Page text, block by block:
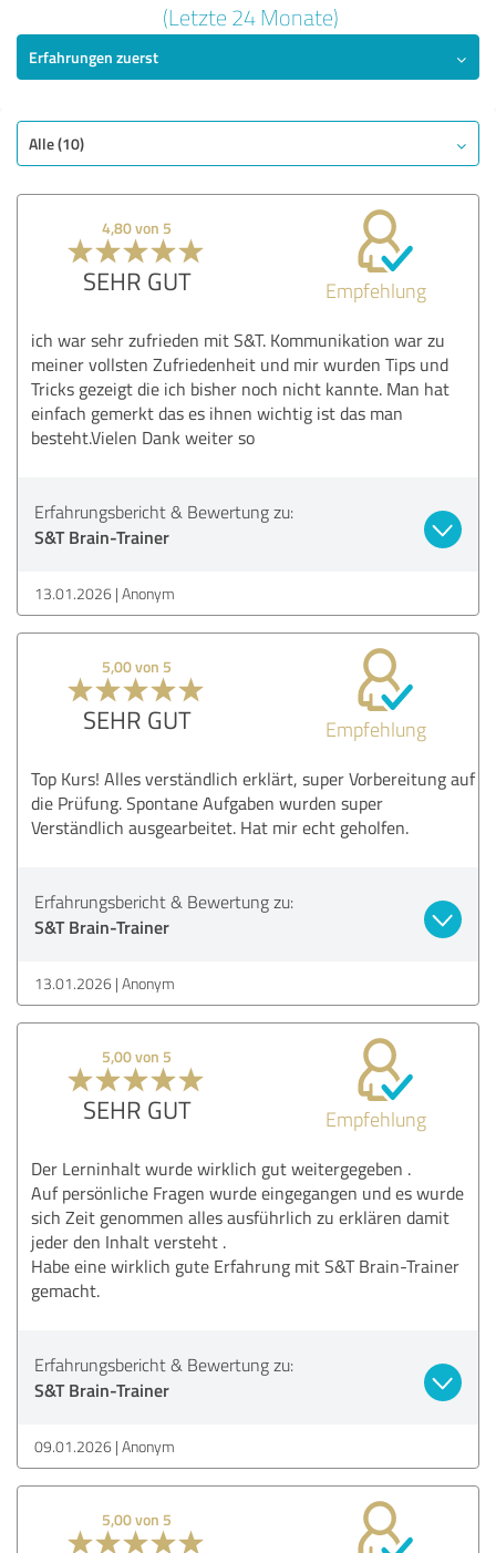
SEHR GUT
Nutzen
Leistungen
Durchführung
Methodik
Bewertung anzeigen
(Letzte 24 Monate)
Erfahrungen zuerst
Alle (10)
4,80 von 5
SEHR GUT Empfehlung
ich war sehr zufrieden mit S&T. Kommunikation war zu
meiner vollsten Zufriedenheit und mir wurden Tips und
Tricks gezeigt die ich bisher noch nicht kannte. Man hat
einfach gemerkt das es ihnen wichtig ist das man
besteht.Vielen Dank weiter so
Erfahrungsbericht & Bewertung zu:
S&T Brain-Trainer
13.01.2026 Anonym
5,00 von 5
SEHR GUT Empfehlung
Top Kurs! Alles verständlich erklärt, super Vorbereitung auf
die Prüfung. Spontane Aufgaben wurden super
Verständlich ausgearbeitet. Hat mir echt geholfen.
Erfahrungsbericht & Bewertung zu:
S&T Brain-Trainer
13.01.2026 Anonym
5,00 von 5
SEHR GUT Empfehlung
Der Lerninhalt wurde wirklich gut weitergegeben .
Auf persönliche Fragen wurde eingegangen und es wurde
sich Zeit genommen alles ausführlich zu erklären damit
jeder den Inhalt versteht .
Habe eine wirklich gute Erfahrung mit S&T Brain-Trainer
gemacht.
Erfahrungsbericht & Bewertung zu:
S&T Brain-Trainer
09.01.2026 Anonym
5,00 von 5